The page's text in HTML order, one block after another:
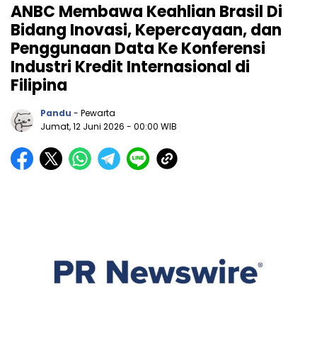
ANBC Membawa Keahlian Brasil Di
Bidang Inovasi, Kepercayaan, dan
Penggunaan Data Ke Konferensi
Industri Kredit Internasional di
Filipina
Pandu - Pewarta
Jumat, 12 Juni 2026 - 00:00 WIB